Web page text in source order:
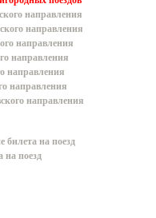
направления
направления
направления
направления
направления
направления
направления
билета на поезд
на поезд